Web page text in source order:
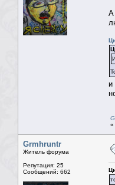
А
и
«
Grmhruntr
Житель форума
Репутация: 25
Сообщений: 662